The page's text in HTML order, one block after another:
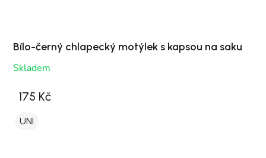
Bílo-černý chlapecký motýlek s kapsou na saku
Skladem
175 Kč
UNI